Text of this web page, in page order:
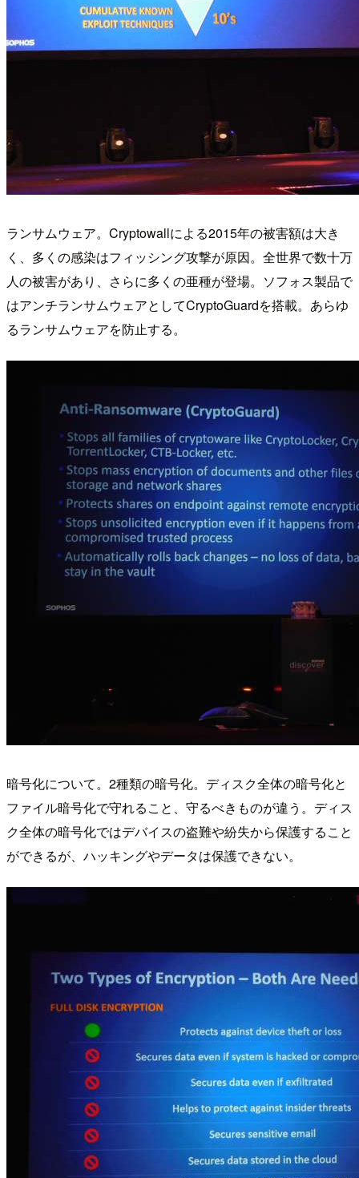
ランサムウェア。Cryptowallによる2015年の被害額は大き
く、多くの感染はフィッシング攻撃が原因。全世界で数十万
人の被害があり、さらに多くの亜種が登場。ソフォス製品で
はアンチランサムウェアとしてCryptoGuardを搭載。あらゆ
るランサムウェアを防止する。
暗号化について。2種類の暗号化。ディスク全体の暗号化と
ファイル暗号化で守れること、守るべきものが違う。ディス
ク全体の暗号化ではデバイスの盗難や紛失から保護すること
ができるが、ハッキングやデータは保護できない。